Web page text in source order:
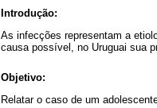
Introdução:
As infecções representam a
causa possível, no Uruguai sua
Objetivo:
Relatar o caso de um